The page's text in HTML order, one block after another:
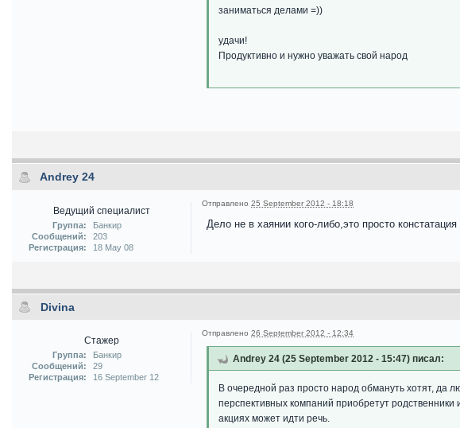
заниматься делами =))
удачи!
Продуктивно и нужно уважать свой народ
Andrey 24
Ведущий специалист
Группа:
Банкир
Сообщений:
203
Регистрация:
18 May 08
Отправлено 25 September 2012 - 18:18
Дело не в хаянии кого-либо,это просто
Divina
Стажер
Группа:
Банкир
Сообщений:
29
Регистрация:
16 September 12
Отправлено 26 September 2012 - 12:34
Andrey 24 (25 September 2012 - 15:47) писал:
В очередной раз просто народ обмануть хотят, да
перспективных компаний приобретут
акциях может идти речь.